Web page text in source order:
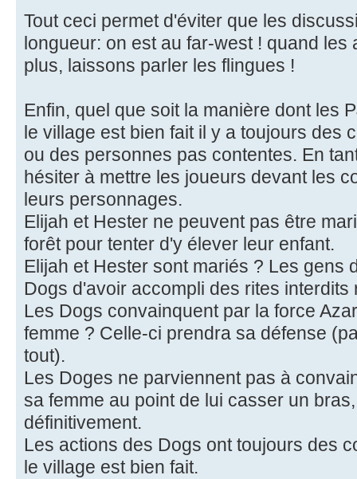
Tout ceci permet d'éviter que les
longueur: on est au far-west ! quand
plus, laissons parler les flingues !
Enfin, quel que soit la manière dont les
le village est bien fait il y a toujours des
ou des personnes pas contentes. En
hésiter à mettre les joueurs devant les
leurs personnages.
Elijah et Hester ne peuvent pas être
forêt pour tenter d'y élever leur enfant.
Elijah et Hester sont mariés ? Les gens
Dogs d'avoir accompli des rites
Les Dogs convainquent par la force
femme ? Celle-ci prendra sa défense
tout).
Les Doges ne parviennent pas à
sa femme au point de lui casser un
définitivement.
Les actions des Dogs ont toujours des
le village est bien fait.